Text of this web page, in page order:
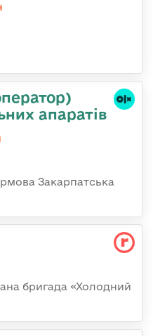
апаратів
Закарпатська
бригада «Холодний